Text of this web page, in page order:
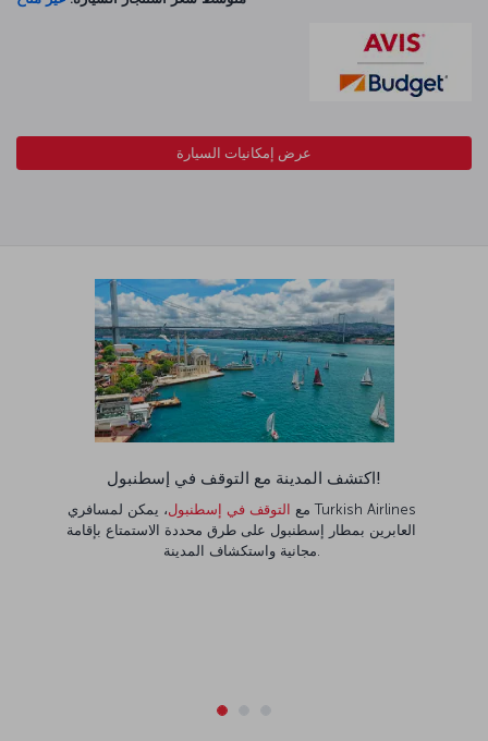
عرض إمكانيات السيارة
اكتشف المدينة مع التوقف في إسطنبول!
مع التوقف في إسطنبول، يمكن لمسافري Turkish Airlines
العابرين بمطار إسطنبول على طرق محددة الاستمتاع بإقامة